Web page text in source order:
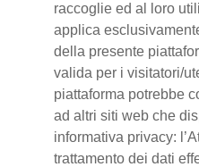
raccoglie ed al loro
applica
della presente
valida per i visitatori/
piattaforma potrebbe
ad altri siti web che
informativa privacy:
trattamento dei dati